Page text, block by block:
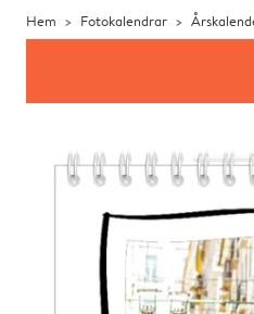
Hem Fotokalendrar